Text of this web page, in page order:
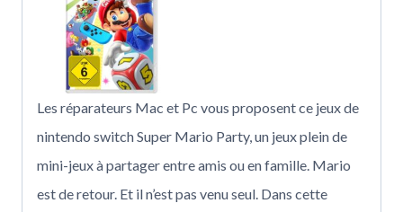
Les réparateurs Mac et Pc vous proposent ce jeux de
nintendo switch Super Mario Party, un jeux plein de
mini-jeux à partager entre amis ou en famille. Mario
est de retour. Et il n’est pas venu seul. Dans cette